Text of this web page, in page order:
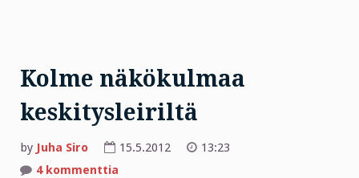
Kolme näkökulmaa
keskitysleiriltä
by Juha Siro 15.5.2012
13:23
4 kommenttia